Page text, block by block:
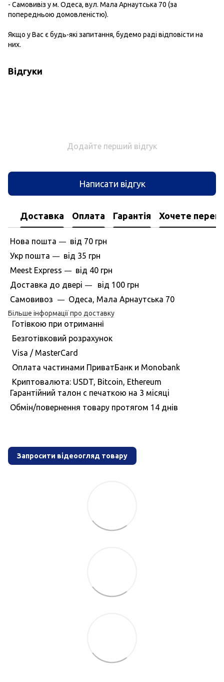
- Самовивіз у м. Одеса, вул. Мала Арнаутська 70 (за
попередньою домовленістю).
Якщо у Вас є будь-які запитання, будемо раді відповісти на
них.
Відгуки
Додайте перший відгук
Написати відгук
Доставка Оплата Гарантія Хочете
Нова пошта — вiд 70 грн
Укр пошта — вiд 35 грн
Meest Express — вiд 40 грн
Доставка до дверi —вiд 100 грн
Самовивоз
— Одеса, Мала Арнаутська 70
Більше інформації про доставку
Готівкою при отриманні
Безготівковий розрахунок
Visa / MasterCard
Оплата частинами ПриватБанк и Monobank
Криптовалюта: USDT, Bitcoin, Ethereum
Гарантiйний талон с печаткою на 3 мiсяцi
Обмiн/повернення товару протягом 14 днiв
Запросити відеоогляд товару